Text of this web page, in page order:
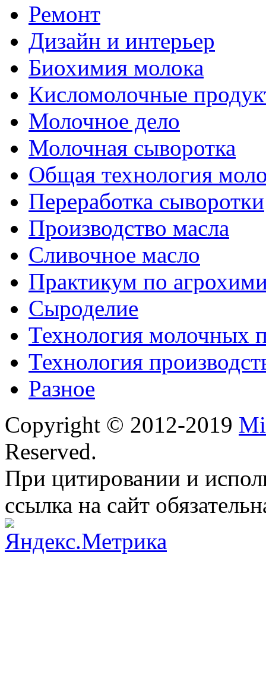
Ремонт
Дизайн и интерьер
Биохимия молока
Кисломолочные
Молочное дело
Молочная сыворотка
Общая технология
Переработка сыворотки
Производство масла
Сливочное масло
Практикум по
Сыроделие
Технология молочных
Технология
Разное
Copyright © 2012-2019
Reserved.
При цитировании и
ссылка на сайт